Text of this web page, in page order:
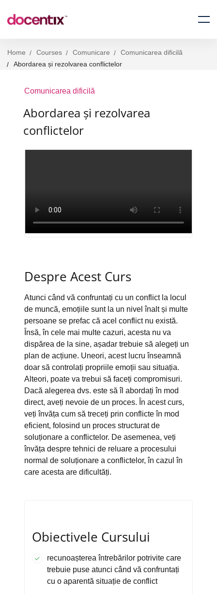
Home Courses Comunicare
Comunicarea dificilă
Abordarea și rezolvarea conflictelor
Comunicarea dificilă
Abordarea și rezolvarea
conflictelor
Despre Acest Curs
Atunci când vă confruntați cu un conflict la locul
de muncă, emoțiile sunt la un nivel înalt și multe
persoane se prefac că acel conflict nu există.
Însă, în cele mai multe cazuri, acesta nu va
dispărea de la sine, așadar trebuie să alegeți un
plan de acțiune. Uneori, acest lucru înseamnă
doar să controlați propriile emoții sau situația.
Alteori, poate va trebui să faceți compromisuri.
Dacă alegerea dvs. este să îl abordați în mod
direct, aveți nevoie de un proces. În acest curs,
veți învăța cum să treceți prin conflicte în mod
eficient, folosind un proces structurat de
soluționare a conflictelor. De asemenea, veți
învăța despre tehnici de reluare a procesului
normal de soluționare a conflictelor, în cazul în
care acesta are dificultăți.
Obiectivele Cursului
recunoașterea întrebărilor potrivite care
trebuie puse atunci când vă confruntați
cu o aparentă situație de conflict